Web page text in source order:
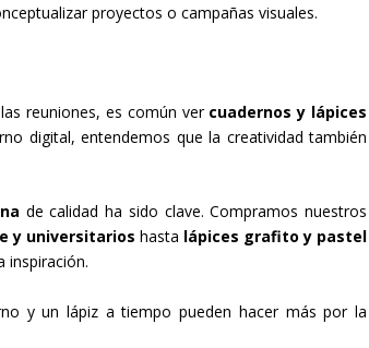
proyectos o campañas visuales.
reuniones, es común ver cuadernos y lápices
digital, entendemos que la creatividad también
de calidad ha sido clave. Compramos nuestros
y universitarios hasta lápices grafito y pastel
inspiración.
y un lápiz a tiempo pueden hacer más por la